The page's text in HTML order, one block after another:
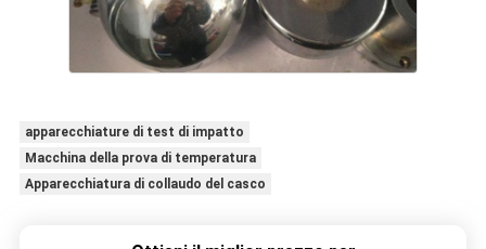
apparecchiature di test di impatto
Macchina della prova di temperatura
Apparecchiatura di collaudo del casco